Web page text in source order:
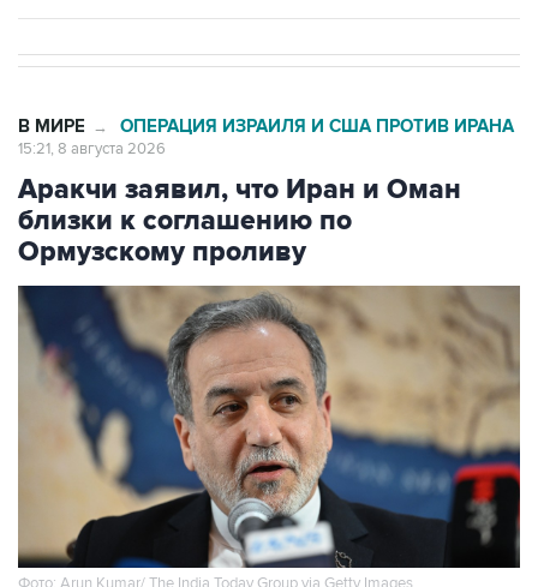
В МИРЕ → ОПЕРАЦИЯ ИЗРАИЛЯ И США ПРОТИВ ИРАНА
15:21, 8 августа 2026
Аракчи заявил, что Иран и Оман
близки к соглашению по
Ормузскому проливу